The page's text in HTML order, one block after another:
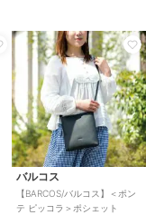
バルコス
【BARCOS/バルコス】＜ポン
テ ピッコラ＞ポシェット